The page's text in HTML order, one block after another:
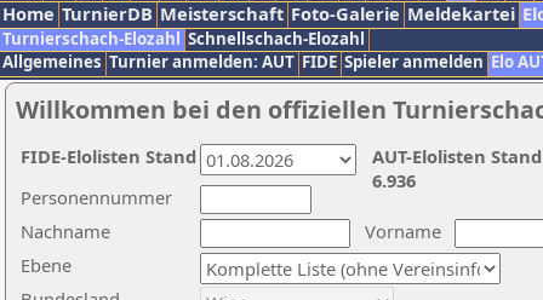
Home TurnierDB Meisterschaft Foto-Galerie Meldekartei
Turnierschach-Elozahl Schnellschach-Elozahl
Allgemeines Turnier anmelden: AUT FIDE Spieler anmelden Elo
Willkommen bei den offiziellen
Nachname
Vorname
Ebene
Personennummer
AUT-Elolisten
6.936
FIDE-Elolisten Stand